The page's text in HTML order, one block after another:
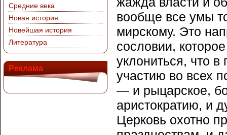
Средние века
Новая история
Новейшая история
Литература
Реклама
вообще все умы
мирскому. Это
сословии,
уклониться, что
участию во всех
— и рыцарское,
аристократию, и
Церковь охотно